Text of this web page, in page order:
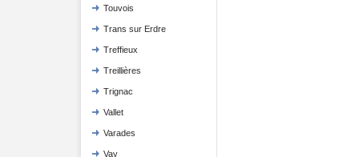
Touvois
Trans sur Erdre
Treffieux
Treillières
Trignac
Vallet
Varades
Vay